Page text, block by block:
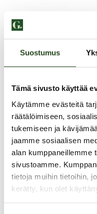
Suostumus
Tämä sivusto käyttää
Käytämme evästeitä
räätälöimiseen,
tukemiseen ja
jaamme sosiaalisen
alan kumppaneillemme
sivustoamme.
tietoja muihin tietoihin,
kerätty, kun olet
PAHOITTELUT,